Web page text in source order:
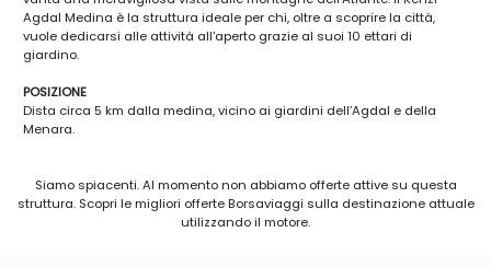
Agdal Medina è la struttura ideale per chi, oltre a scoprire la città,
vuole dedicarsi alle attività all'aperto grazie al suoi 10 ettari di
giardino.
POSIZIONE
Dista circa 5 km dalla medina, vicino ai giardini dell’Agdal e della
Menara.
4 piscine di cui una per bambini con scivolo acquatico ed una
riscaldata (solo in inverno). Ombrelloni, sdraio, teli mare (su
cauzione). A pagamento: una piscina coperta e riscaldata nei mesi
Siamo spiacenti. Al momento non abbiamo offerte attive su questa
struttura. Scopri le migliori offerte Borsaviaggi sulla destinazione attuale
utilizzando il motore.